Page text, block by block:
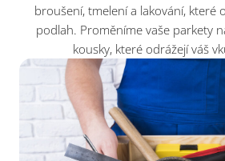
broušení, tmelení a lakování, které
podlah. Proměníme vaše parkety
kousky, které odrážejí váš